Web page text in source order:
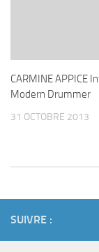
CARMINE APPICE
Modern Drummer
31 OCTOBRE 2013
SUIVRE :